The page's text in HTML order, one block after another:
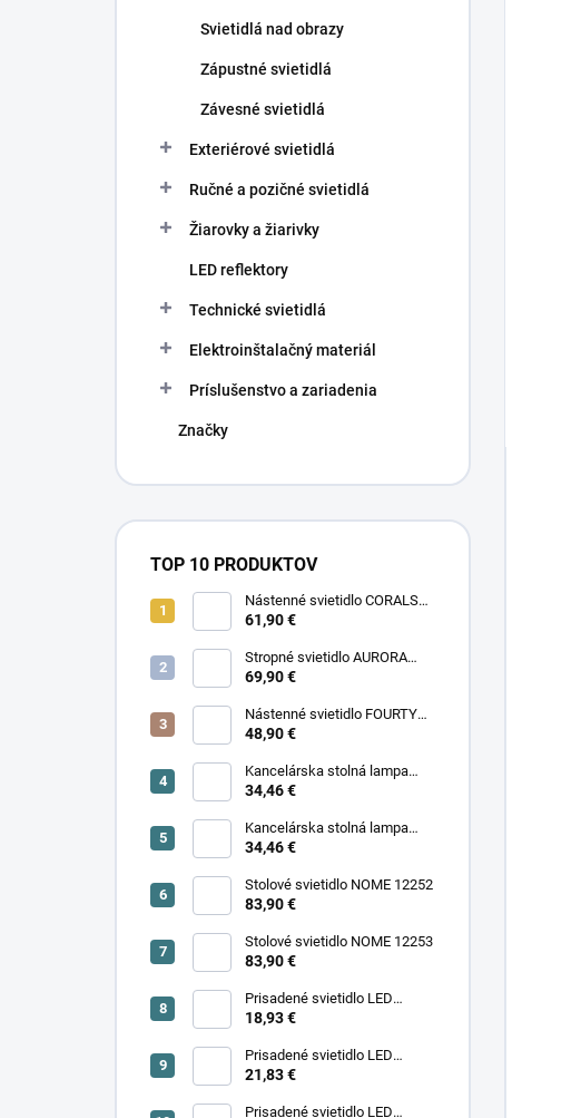
Svietidlá nad obrazy
Zápustné svietidlá
Závesné svietidlá
Exteriérové svietidlá
Ručné a pozičné svietidlá
Žiarovky a žiarivky
LED reflektory
Technické svietidlá
Elektroinštalačný materiál
Príslušenstvo a zariadenia
Značky
TOP 10 PRODUKTOV
Nástenné svietidlo CORALS
11977
61,90 €
Stropné svietidlo AURORA
11971
69,90 €
Nástenné svietidlo FOURTY
WALL S 10888
48,90 €
Kancelárska stolná lampa
PIXA KT-40-GR BL 90420
34,46 €
Kancelárska stolná lampa
PIXA KT-40-BE 90419
34,46 €
Stolové svietidlo NOME 12252
83,90 €
Stolové svietidlo NOME 12253
83,90 €
Prisadené svietidlo LED
18,93 €
Prisadené svietidlo LED
SONOR CCT UP 6W B 24365
21,83 €
Prisadené svietidlo LED